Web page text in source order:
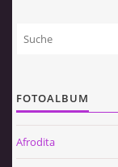
FOTOALBUM
Afrodita